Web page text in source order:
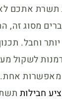
תשרת אתכם
מסוג זה,
וחבל.
לשקול
מאפשרות